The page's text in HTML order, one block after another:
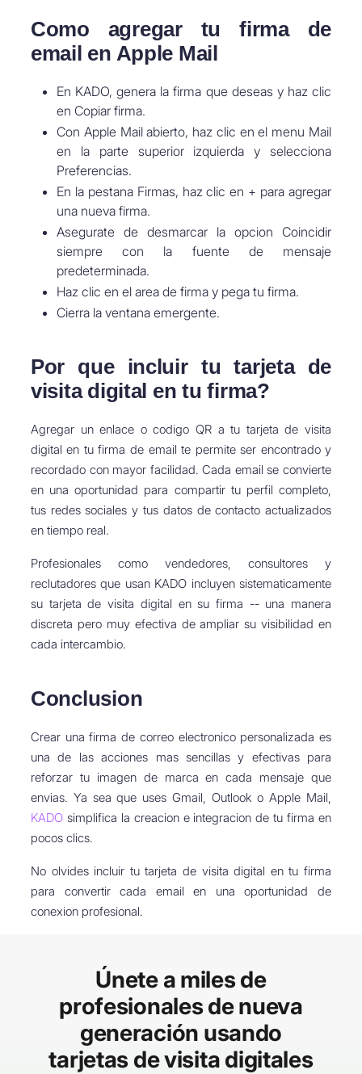
Como agregar tu firma de
email en Apple Mail
En KADO, genera la firma que deseas y haz clic
en Copiar firma.
Con Apple Mail abierto, haz clic en el menu Mail
en la parte superior izquierda y selecciona
Preferencias.
En la pestana Firmas, haz clic en + para agregar
una nueva firma.
Asegurate de desmarcar la opcion Coincidir
siempre con la fuente de mensaje
predeterminada.
Haz clic en el area de firma y pega tu firma.
Cierra la ventana emergente.
Por que incluir tu tarjeta de
visita digital en tu firma?
Agregar un enlace o codigo QR a tu tarjeta de visita
digital en tu firma de email te permite ser encontrado y
recordado con mayor facilidad. Cada email se convierte
en una oportunidad para compartir tu perfil completo,
tus redes sociales y tus datos de contacto actualizados
en tiempo real.
Profesionales como vendedores, consultores y
reclutadores que usan KADO incluyen sistematicamente
su tarjeta de visita digital en su firma -- una manera
discreta pero muy efectiva de ampliar su visibilidad en
cada intercambio.
Conclusion
Crear una firma de correo electronico personalizada es
una de las acciones mas sencillas y efectivas para
reforzar tu imagen de marca en cada mensaje que
envias. Ya sea que uses Gmail, Outlook o Apple Mail,
KADOsimplifica la creacion e integracion de tu firma en
pocos clics.
No olvides incluir tu tarjeta de visita digital en tu firma
para convertir cada email en una oportunidad de
conexion profesional.
Únete a miles de
profesionales de nueva
generación usando
tarjetas de visita digitales